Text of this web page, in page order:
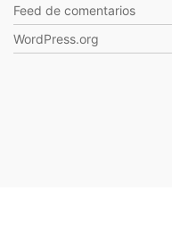
Feed de comentarios
WordPress.org